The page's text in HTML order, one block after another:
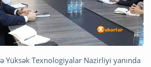
Yüksək Texnologiyalar Nazirliyi yanında